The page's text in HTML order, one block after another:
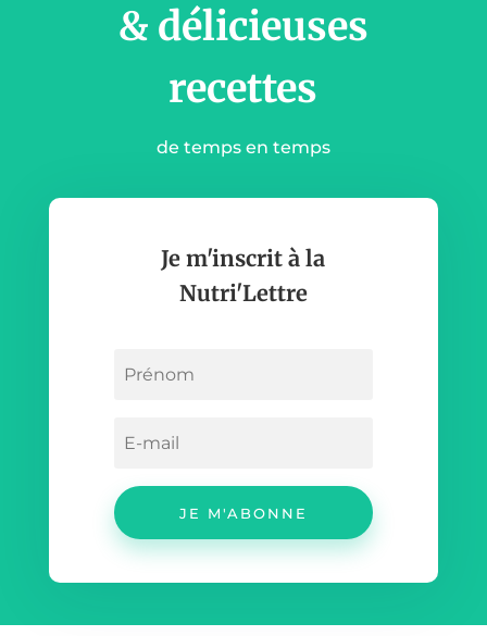
& délicieuses
recettes
de temps en temps
Je m'inscrit à la
Nutri'Lettre
JE M'ABONNE